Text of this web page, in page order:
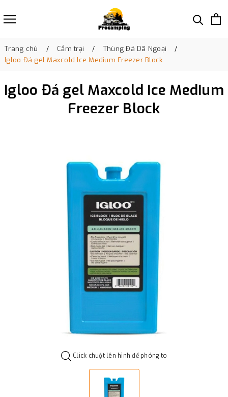
Trang chủ Cắm trại
Thùng Đá Dã Ngoại
Igloo Đá gel Maxcold Ice Medium Freezer Block
Igloo Đá gel Maxcold Ice Medium
Freezer Block
Click chuột lên hình để phóng to